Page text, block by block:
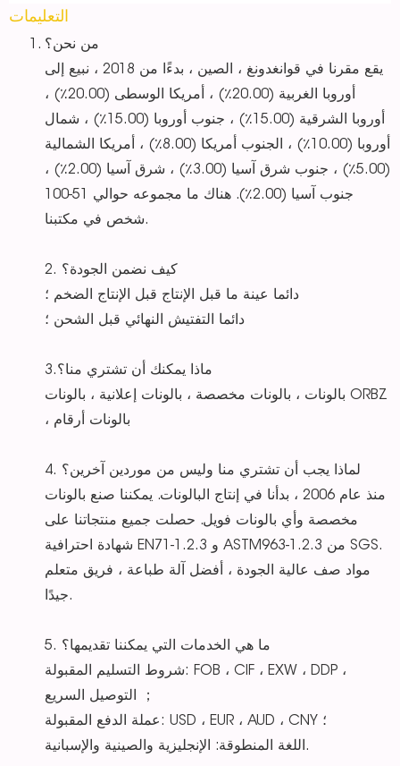
التعليمات
من نحن؟
يقع مقرنا في قوانغدونغ ، الصين ، بدءًا من 2018 ، نبيع إلى
أوروبا الغربية (20.00٪) ، أمريكا الوسطى (20.00٪) ،
أوروبا الشرقية (15.00٪) ، جنوب أوروبا (15.00٪) ، شمال
أوروبا (10.00٪) ، الجنوب أمريكا (8.00٪) ، أمريكا الشمالية
(5.00٪) ، جنوب شرق آسيا (3.00٪) ، شرق آسيا (2.00٪) ،
جنوب آسيا (2.00٪). هناك ما مجموعه حوالي 51-100
شخص في مكتبنا.
2. كيف نضمن الجودة؟
دائما عينة ما قبل الإنتاج قبل الإنتاج الضخم ؛
دائما التفتيش النهائي قبل الشحن ؛
3.ماذا يمكنك أن تشتري منا؟
بالونات ، بالونات مخصصة ، بالونات إعلانية ، بالونات ORBZ
، بالونات أرقام
4. لماذا يجب أن تشتري منا وليس من موردين آخرين؟
منذ عام 2006 ، بدأنا في إنتاج البالونات. يمكننا صنع بالونات
مخصصة وأي بالونات فويل. حصلت جميع منتجاتنا على
شهادة احترافية EN71-1.2.3 و ASTM963-1.2.3 من SGS.
مواد صف عالية الجودة ، أفضل آلة طباعة ، فريق متعلم
جيدًا.
5. ما هي الخدمات التي يمكننا تقديمها؟
شروط التسليم المقبولة: FOB ، CIF ، EXW ، DDP ،
التوصيل السريع ；
عملة الدفع المقبولة: USD ، EUR ، AUD ، CNY ؛
اللغة المنطوقة: الإنجليزية والصينية والإسبانية.